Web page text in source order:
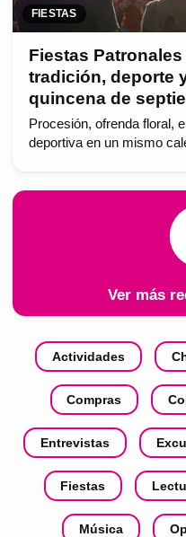
FIESTAS
Fiestas
tradición, deporte
quincena de
Procesión, ofrenda floral,
deportiva en un mismo
Ver más
Actividades
Compras
Entrevistas
Fiestas
Música